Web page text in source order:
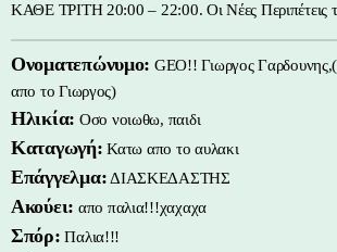
ΚΑΘΕ ΤΡΙΤΗ 20:00 – 22:00. Οι Νέες Περιπέτεις
Ονοματεπώνυμο: GEO!! Γιωργος
απο το Γιωργος)
Ηλικία: Οσο νοιωθω, παιδι
Καταγωγή: Κατω απο το αυλακι
Επάγγελμα: ΔΙΑΣΚΕΔΑΣΤΗΣ
Ακούει: απο παλια!!!χαχαχα
Σπόρ: Παλια!!!